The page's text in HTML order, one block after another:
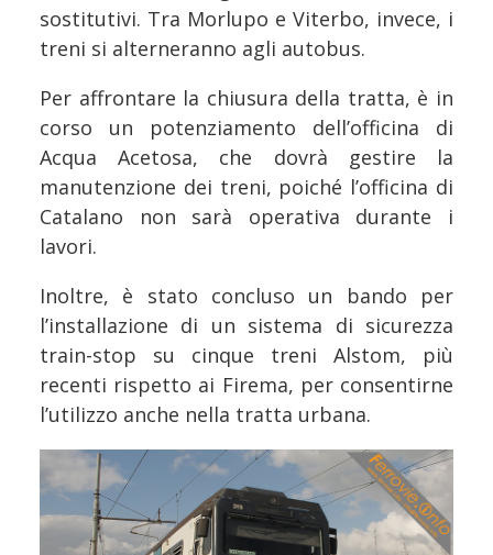
sostitutivi. Tra Morlupo e Viterbo, invece, i
treni si alterneranno agli autobus.
Per affrontare la chiusura della tratta, è in
corso un potenziamento dell’officina di
Acqua Acetosa, che dovrà gestire la
manutenzione dei treni, poiché l’officina di
Catalano non sarà operativa durante i
lavori.
Inoltre, è stato concluso un bando per
l’installazione di un sistema di sicurezza
train-stop su cinque treni Alstom, più
recenti rispetto ai Firema, per consentirne
l’utilizzo anche nella tratta urbana.